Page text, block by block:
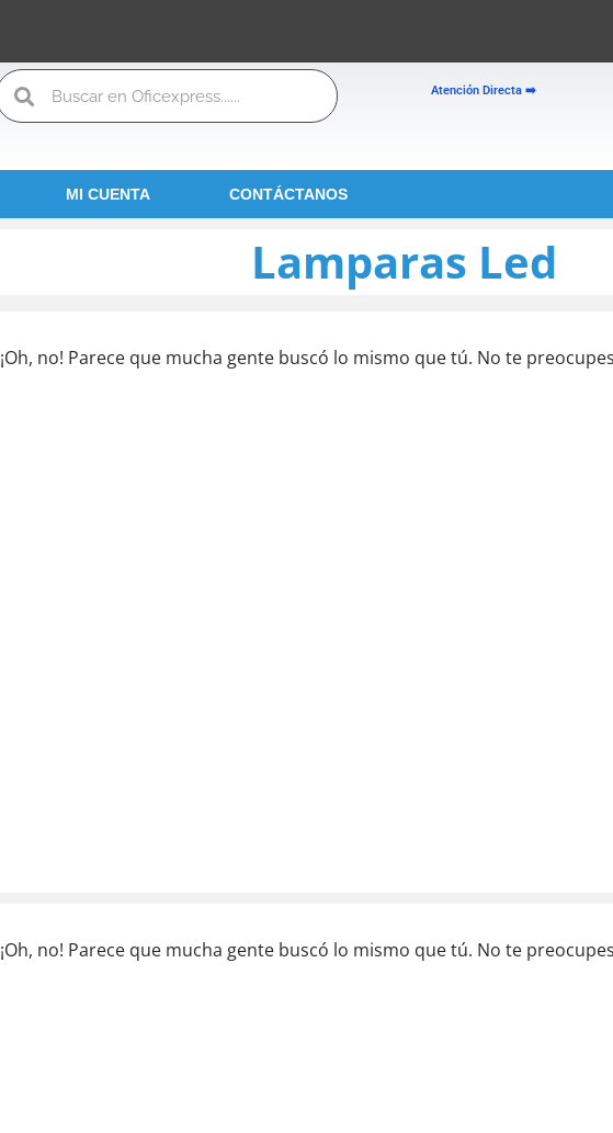
Atención Directa ➡️
MI CUENTA CONTÁCTANOS
Lamparas Led
¡Oh, no! Parece que mucha gente buscó lo mismo que tú. No te
¡Oh, no! Parece que mucha gente buscó lo mismo que tú. No te